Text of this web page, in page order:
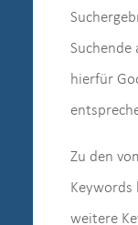
Suchende
hierfür
Zu den
Keywords
weitere